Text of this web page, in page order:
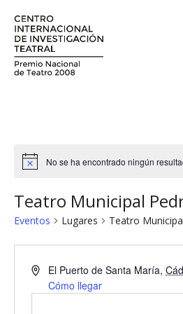
No se ha encontrado ningún
Teatro Municipal
Eventos Lugares Teatro
El Puerto de Santa María,
Cómo llegar